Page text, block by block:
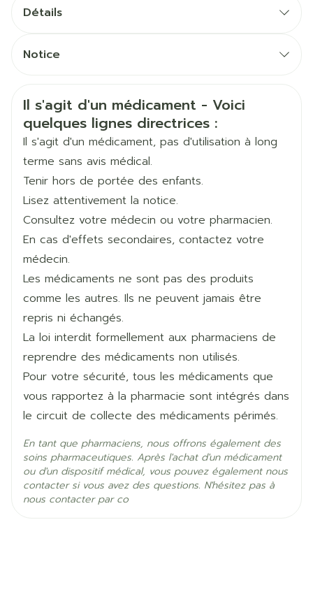
Certains médicaments utilisés dans le traitement
des ulcères gastro-intestinaux: prenez Sulpiride
EG au moins 2 heures avant de prendre ces
médicaments.
Médicaments abaissant la tension artérielle.
Sulpiride EG renforce l'effet de ces médicaments.
Certains médicaments qui peuvent provoquer un
trouble du rythme cardiaque grave. L'association
de ces médicaments et de Sulpiride EG peut
augmenter ce risque.
150 à 300 mg par jour
Répartir les doses en trois prises au cours de la
journée
Détails
Marques Eurogenerics (EG)
Longueur 85 mm
Profondeur 41 mm
Quantité Du
Paquet
36
Ingrédients
Actifs
sulpiride
Préservation
Température ambiante (15°C -
25°C)
Notice
Informations sur la sécurité
Il s'agit d'un médicament - Voici
quelques lignes directrices :
Il s'agit d'un médicament, pas d'utilisation à long
terme sans avis médical.
Tenir hors de portée des enfants.
Lisez attentivement la notice.
Consultez votre médecin ou votre pharmacien.
En cas d'effets secondaires, contactez votre
médecin.
Les médicaments ne sont pas des produits
comme les autres. Ils ne peuvent jamais être
repris ni échangés.
La loi interdit formellement aux pharmaciens de
reprendre des médicaments non utilisés.
Pour votre sécurité, tous les médicaments que
vous rapportez à la pharmacie sont intégrés dans
le circuit de collecte des médicaments périmés.
En tant que pharmaciens, nous offrons également des
soins pharmaceutiques. Après l'achat d'un médicament
ou d'un dispositif médical, vous pouvez également nous
contacter si vous avez des questions. N'hésitez pas à
nous contacter par co